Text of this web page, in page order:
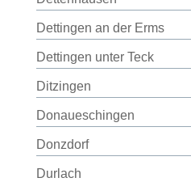
Dettingen an der Erms
Dettingen unter Teck
Ditzingen
Donaueschingen
Donzdorf
Durlach